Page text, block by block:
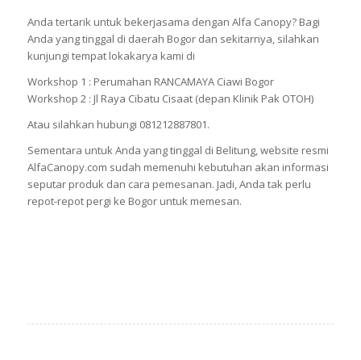
Anda tertarik untuk bekerjasama dengan Alfa Canopy? Bagi
Anda yang tinggal di daerah Bogor dan sekitarnya, silahkan
kunjungi tempat lokakarya kami di
Workshop 1 : Perumahan RANCAMAYA Ciawi Bogor
Workshop 2 : Jl Raya Cibatu Cisaat (depan Klinik Pak OTOH)
Atau silahkan hubungi 081212887801.
Sementara untuk Anda yang tinggal di Belitung, website resmi
AlfaCanopy.com sudah memenuhi kebutuhan akan informasi
seputar produk dan cara pemesanan. Jadi, Anda tak perlu
repot-repot pergi ke Bogor untuk memesan.